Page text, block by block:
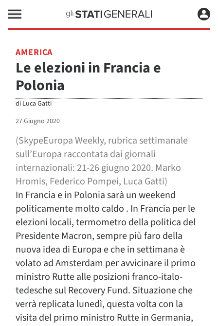
AMERICA
Le elezioni in Francia e
Polonia
di Luca Gatti
27 Giugno 2020
(SkypeEuropa Weekly, rubrica settimanale
sull’Europa raccontata dai giornali
internazionali: 21-26 giugno 2020. Marko
Hromis, Federico Pompei, Luca Gatti)
In Francia e in Polonia sarà un weekend
politicamente molto caldo . In Francia per le
elezioni locali, termometro della politica del
Presidente Macron, sempre più faro della
nuova idea di Europa e che in settimana è
volato ad Amsterdam per avvicinare il primo
ministro Rutte alle posizioni franco-italo-
tedesche sul Recovery Fund. Situazione che
verrà replicata lunedì, questa volta con la
visita del primo ministro Rutte in Germania,